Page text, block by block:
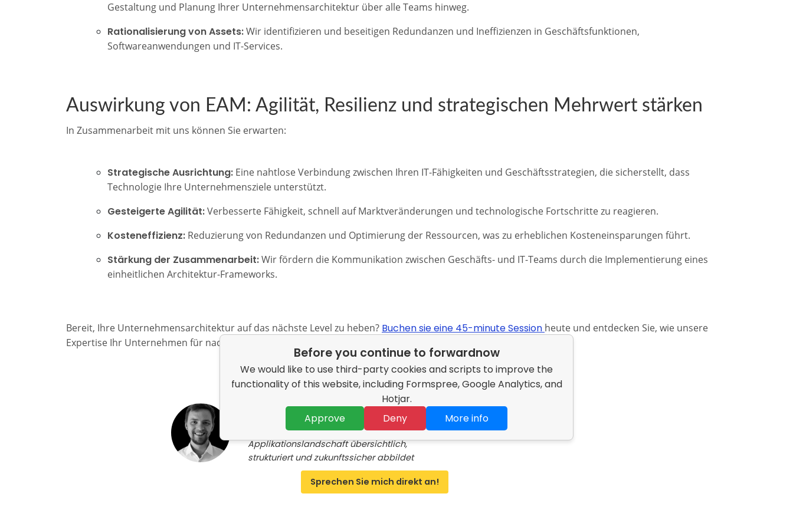
Before you continue to forwardnow
We would like to use third-party cookies and scripts to improve the
functionality of this website, including Formspree, Google Analytics, and
Hotjar.
Approve
Deny More info
Gestaltung und Planung Ihrer Unternehmensarchitektur über alle Teams hinweg.
Rationalisierung von Assets:Wir identifizieren und beseitigen Redundanzen und Ineffizienzen in Geschäftsfunktionen,
Softwareanwendungen und IT-Services.
Auswirkung von EAM: Agilität, Resilienz und strategischen Mehrwert stärken
In Zusammenarbeit mit uns können Sie erwarten:
Strategische Ausrichtung: Eine nahtlose Verbindung zwischen Ihren IT-Fähigkeiten und Geschäftsstrategien, die sicherstellt, dass
Technologie Ihre Unternehmensziele unterstützt.
Gesteigerte Agilität:Verbesserte Fähigkeit, schnell auf Marktveränderungen und technologische Fortschritte zu reagieren.
Kosteneffizienz: Reduzierung von Redundanzen und Optimierung der Ressourcen, was zu erheblichen Kosteneinsparungen führt.
Stärkung der Zusammenarbeit:Wir fördern die Kommunikation zwischen Geschäfts- und IT-Teams durch die Implementierung eines
einheitlichen Architektur-Frameworks.
Bereit, Ihre Unternehmensarchitektur auf das nächste Level zu heben? Buchen sie eine 45-minute Session heute und entdecken Sie, wie unsere
Expertise Ihr Unternehmen für nachhaltigen Erfolg transformieren kann.
Jan Schrödter
Enterprise Architekt
Schaffen Sie eine zentrale Plattform, die Ihre
Applikationslandschaft übersichtlich,
strukturiert und zukunftssicher abbildet
Sprechen Sie mich direkt an!